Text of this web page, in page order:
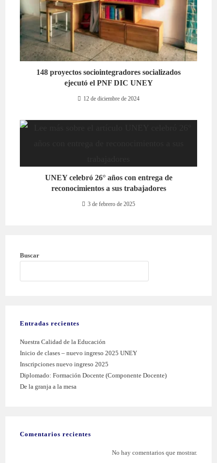
148 proyectos sociointegradores socializados
ejecutó el PNF DIC UNEY
12 de diciembre de 2024
UNEY celebró 26° años con entrega de
reconocimientos a sus trabajadores
3 de febrero de 2025
Buscar
Entradas recientes
Nuestra Calidad de la Educación
Inicio de clases – nuevo ingreso 2025 UNEY
Inscripciones nuevo ingreso 2025
Diplomado: Formación Docente (Componente Docente)
De la granja a la mesa
Comentarios recientes
No hay comentarios que mostrar.